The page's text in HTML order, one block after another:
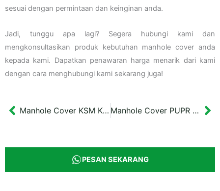
sesuai dengan permintaan dan keinginan anda.
Jadi, tunggu apa lagi? Segera hubungi kami dan
mengkonsultasikan produk kebutuhan manhole cover anda
kepada kami. Dapatkan penawaran harga menarik dari kami
dengan cara menghubungi kami sekarang juga!
Prev Manhole Cover KSM Kab.Wajo Sanimas Manhole Cover PUPR Sanitasi Solo
PESAN SEKARANG